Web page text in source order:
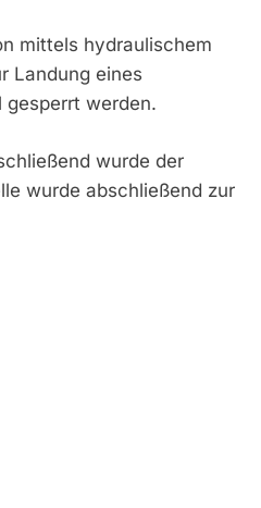
mittels hydraulischem
Landung eines
gesperrt werden.
wurde der
wurde abschließend zur